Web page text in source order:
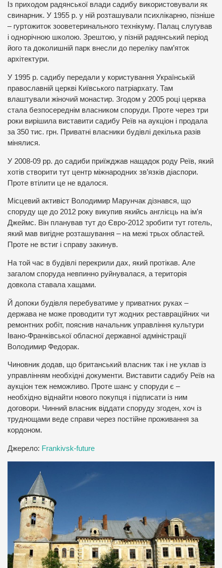
Із приходом радянської влади садибу використовували як
свинарник. У 1955 р. у ній розташували психлікарню, пізніше
– гуртожиток зооветеринального технікуму. Палац слугував
і однорічною школою. Зрештою, у пізній радянський період
його та доколишній парк внесли до переліку пам’яток
архітектури.
У 1995 р. садибу передали у користування Українській
православній церкві Київського патріархату. Там
влаштували жіночий монастир. Згодом у 2005 році церква
стала безпосереднім власником споруди. Проте через три
роки вирішила виставити садибу Реїв на аукціон і продала
за 350 тис. грн. Приватні власники будівлі декілька разів
мінялися.
У 2008-09 рр. до садиби приїжджав нащадок роду Реїв, який
хотів створити тут центр міжнародних зв’язків діаспори.
Проте втілити це не вдалося.
Місцевий активіст Володимир Марунчак дізнався, що
споруду ще до 2012 року викупив якийсь англієць на ім’я
Джеймс. Він планував тут до Євро-2012 зробити тут готель,
який мав вигідне розташування – на межі трьох областей.
Проте не встиг і справу закинув.
На той час в будівлі перекрили дах, який протікав. Але
загалом споруда невпинно руйнувалася, а територія
довкола ставала хащами.
Й допоки будівля перебуватиме у приватних руках –
держава не може проводити тут жодних реставраційних чи
ремонтних робіт, пояснив начальник управління культури
Івано-Франківської обласної державної адміністрації
Володимир Федорак.
Чиновник додав, що британський власник так і не уклав із
управлінням необхідні документи. Виставити садибу Реїв на
аукціон теж неможливо. Проте шанс у споруди є –
необхідно віднайти нового покупця і підписати із ним
договори. Чинний власник віддати споруду згоден, хоч із
труднощами веде справи через постійне проживання за
кордоном.
Джерело: Frankivsk-future